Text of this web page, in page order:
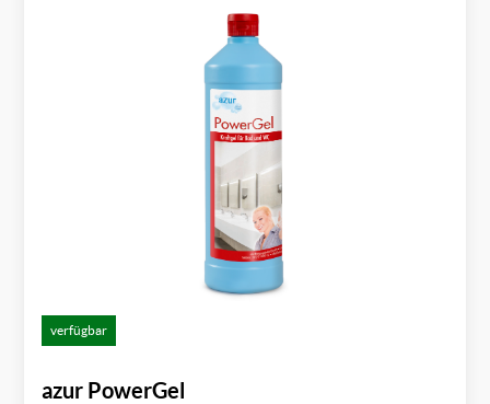
verfügbar
azur PowerGel